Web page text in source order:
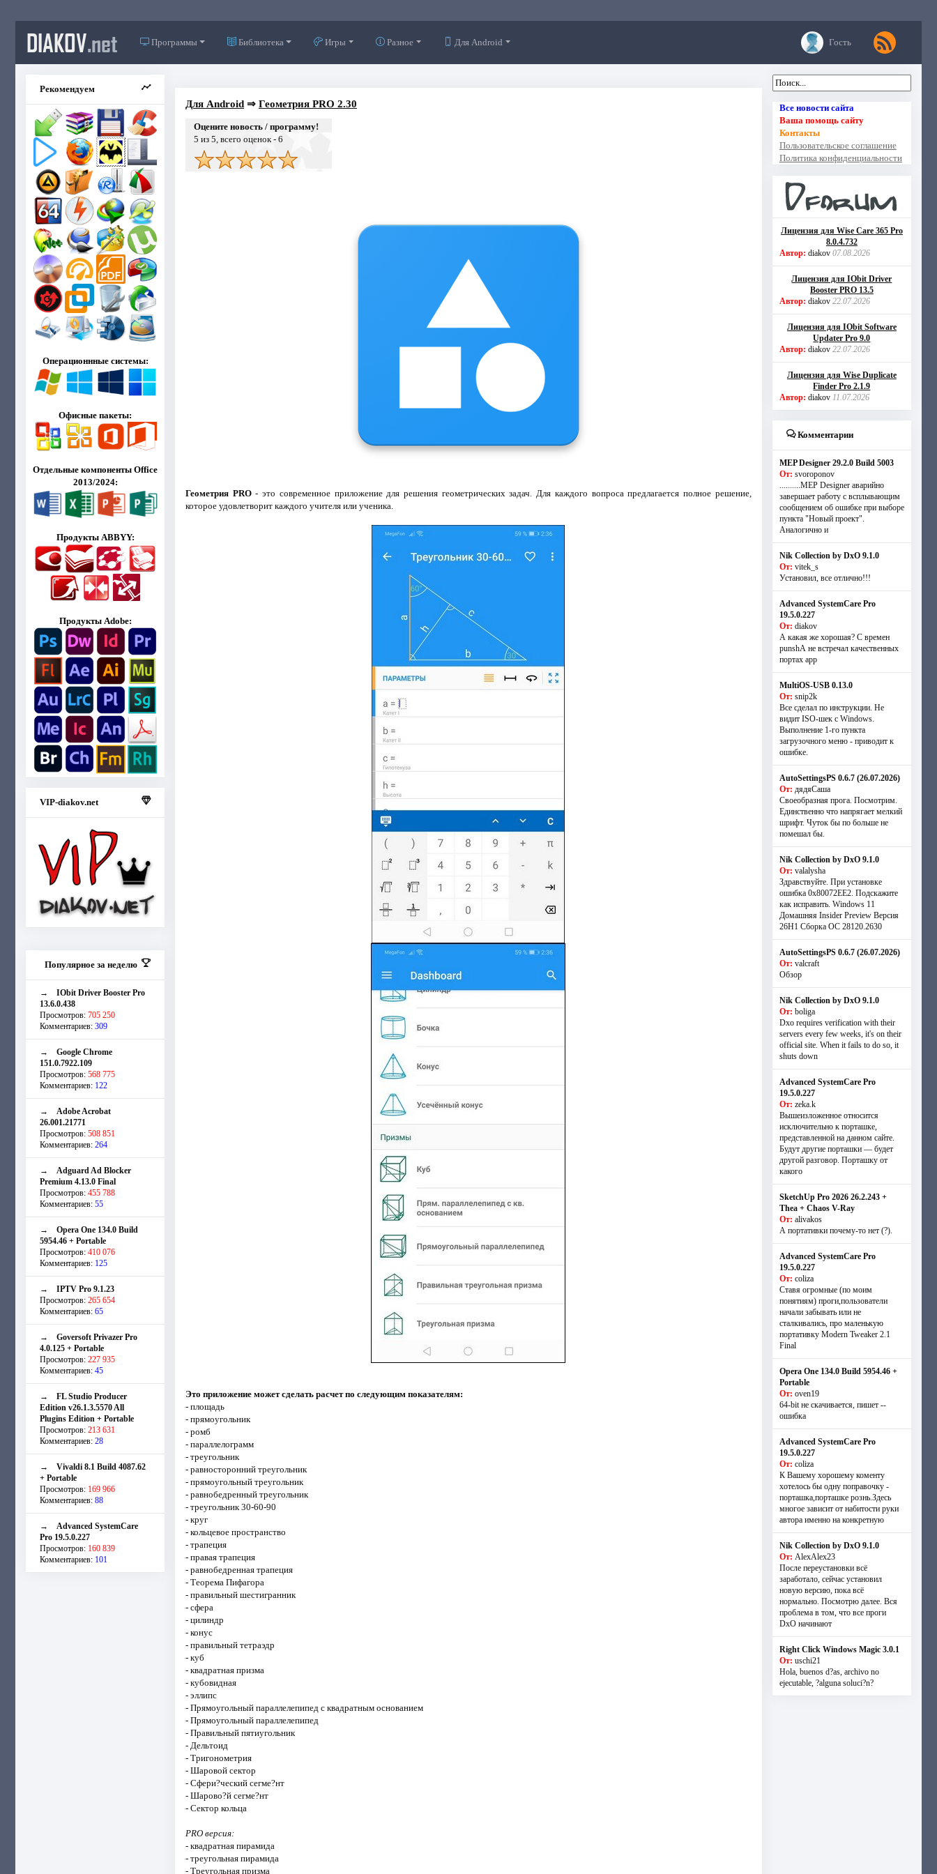
DIAKOV.net Программы Библиотека Игры Разное Для Android Гость
Рекомендуем
Операционнные системы:
Офисные пакеты:
Отдельные компоненты Office
2013/2024:
Продукты ABBYY:
Продукты Adobe:
VIP-diakov.net
Популярное за неделю
→ IObit Driver Booster Pro
13.6.0.438
Просмотров: 705 250
Комментариев: 309
→ Google Chrome
151.0.7922.109
Просмотров: 568 775
Комментариев: 122
→ Adobe Acrobat
26.001.21771
Просмотров: 508 851
Комментариев: 264
→ Adguard Ad Blocker
Premium 4.13.0 Final
Просмотров: 455 788
Комментариев: 55
→ Opera One 134.0 Build
5954.46 + Portable
Просмотров: 410 076
Комментариев: 125
→ IPTV Pro 9.1.23
Просмотров: 265 654
Комментариев: 65
→ Goversoft Privazer Pro
4.0.125 + Portable
Просмотров: 227 935
Комментариев: 45
→ FL Studio Producer
Edition v26.1.3.5570 All
Plugins Edition + Portable
Просмотров: 213 631
Комментариев: 28
→ Vivaldi 8.1 Build 4087.62
+ Portable
Просмотров: 169 966
Комментариев: 88
→ Advanced SystemCare
Pro 19.5.0.227
Просмотров: 160 839
Комментариев: 101
Для Android⇒ Геометрия PRO 2.30
Оцените новость / программу!
5 из 5, всего оценок - 6
Геометрия PRO- это современное приложение для решения геометрических задач. Для каждого вопроса предлагается полное решение,
которое удовлетворит каждого учителя или ученика.
Это приложение может сделать расчет по следующим показателям:
- площадь
- прямоугольник
- ромб
- параллелограмм
- треугольник
- равносторонний треугольник
- прямоугольный треугольник
- равнобедренный треугольник
- треугольник 30-60-90
- круг
- кольцевое пространство
- трапеция
- правая трапеция
- равнобедренная трапеция
- Теорема Пифагора
- правильный шестигранник
- сфера
- цилиндр
- конус
- правильный тетраэдр
- куб
- квадратная призма
- кубовидная
- эллипс
- Прямоугольный параллелепипед с квадратным основанием
- Прямоугольный параллелепипед
- Правильный пятиугольник
- Дельтоид
- Тригонометрия
- Шаровой сектор
- Сфери?ческий сегме?нт
- Шарово?й сегме?нт
- Сектор кольца
PRO версия:
- квадратная пирамида
- треугольная пирамида
- Треугольная призма
Все новости сайта
Ваша помощь сайту
Контакты
Пользовательское соглашение
Политика конфиденциальности
Лицензия для Wise Care 365 Pro
8.0.4.732
Автор: diakov 07.08.2026
Лицензия для IObit Driver
Booster PRO 13.5
Автор: diakov 22.07.2026
Лицензия для IObit Software
Updater Pro 9.0
Автор: diakov 22.07.2026
Лицензия для Wise Duplicate
Finder Pro 2.1.9
Автор: diakov 11.07.2026
Комментарии
MEP Designer 29.2.0 Build 5003
От: svoroponov
..........MEP Designer аварийно
завершает работу с всплывающим
сообщением об ошибке при выборе
пункта "Новый проект".
Аналогично и
Nik Collection by DxO 9.1.0
От: vitek_s
Установил, все отлично!!!
Advanced SystemCare Pro
19.5.0.227
От: diakov
А какая же хорошая? С времен
punshА не встречал качественных
портах app
MultiOS-USB 0.13.0
От: snip2k
Все сделал по инструкции. Не
видит ISO-шек с Windows.
Выполнение 1-го пункта
загрузочного меню - приводит к
ошибке.
AutoSettingsPS 0.6.7 (26.07.2026)
От: дядяСаша
Своеобразная прога. Посмотрим.
Единственно что напрягает мелкий
шрифт. Чуток бы по больше не
помешал бы.
Nik Collection by DxO 9.1.0
От: valalysha
Здравствуйте. При установке
ошибка 0х80072EE2. Подскажите
как исправить. Windows 11
Домашняя Insider Preview Версия
26H1 Сборка ОС 28120.2630
AutoSettingsPS 0.6.7 (26.07.2026)
От: valcraft
Обзор
Nik Collection by DxO 9.1.0
От: boliga
Dxo requires verification with their
servers every few weeks, it's on their
official site. When it fails to do so, it
shuts down
Advanced SystemCare Pro
19.5.0.227
От: zeka.k
Вышеизложенное относится
исключительно к порташке,
представленной на данном сайте.
Будут другие порташки — будет
другой разговор. Порташку от
какого
SketchUp Pro 2026 26.2.243 +
Thea + Chaos V-Ray
От: alivakos
А портативки почему-то нет (?).
Advanced SystemCare Pro
19.5.0.227
От: coliza
Ставя огромные (по моим
понятиям) проги,пользователи
начали забывать или не
сталкивались, про маленькую
портативку Modern Tweaker 2.1
Final
Opera One 134.0 Build 5954.46 +
Portable
От: oven19
64-bit не скачивается, пишет --
ошибка
Advanced SystemCare Pro
19.5.0.227
От: coliza
К Вашему хорошему коменту
хотелось бы одну поправочку -
порташка,порташке рознь.Здесь
многое зависит от набитости руки
автора именно на конкретную
Nik Collection by DxO 9.1.0
От: AlexAlex23
После переустановки всё
заработало, сейчас установил
новую версию, пока всё
нормально. Посмотрю далее. Вся
проблема в том, что все проги
DxO начинают
Right Click Windows Magic 3.0.1
От: uschi21
Hola, buenos d?as, archivo no
ejecutable, ?alguna soluci?n?